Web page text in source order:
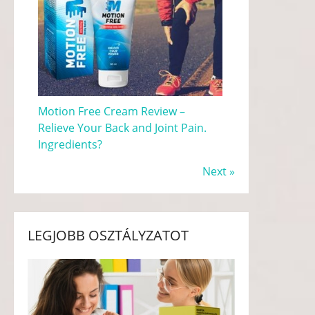
Motion Free Cream Review –
Relieve Your Back and Joint Pain.
Ingredients?
Next »
LEGJOBB OSZTÁLYZATOT